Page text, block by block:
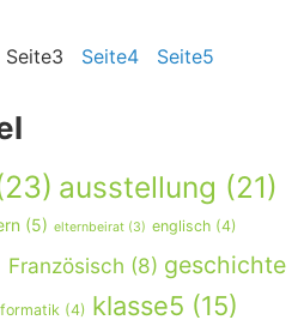
Seite3 Seite4 Seite5
ausstellung (21)
(5) elternbeirat (3) englisch (4)
Französisch (8) geschichte
(4) klasse5 (15)